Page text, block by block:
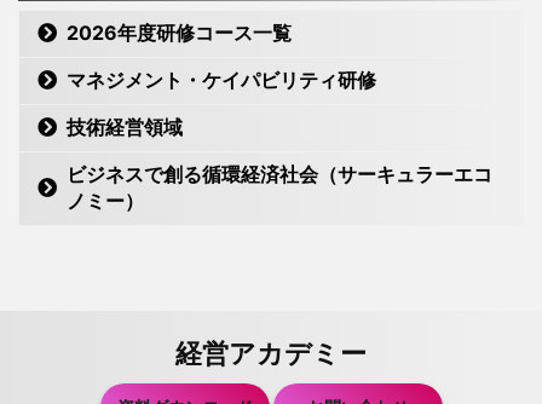
2026年度研修コース一覧
マネジメント・ケイパビリティ研修
技術経営領域
ビジネスで創る循環経済社会（サーキュラーエコ
ノミー）
経営アカデミー